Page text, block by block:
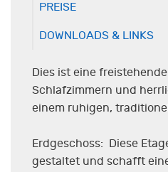
PREISE
DOWNLOADS & LINKS
Dies ist eine
Schlafzimmern und
einem ruhigen,
Erdgeschoss: Diese
gestaltet und schafft